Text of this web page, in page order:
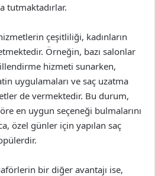
tutmaktadırlar.
çeşitliliği, kadınların
Örneğin, bazı salonlar
hizmeti sunarken,
uygulamaları ve saç uzatma
de vermektedir. Bu durum,
en uygun seçeneği bulmalarını
özel günler için yapılan saç
bir diğer avantajı ise,